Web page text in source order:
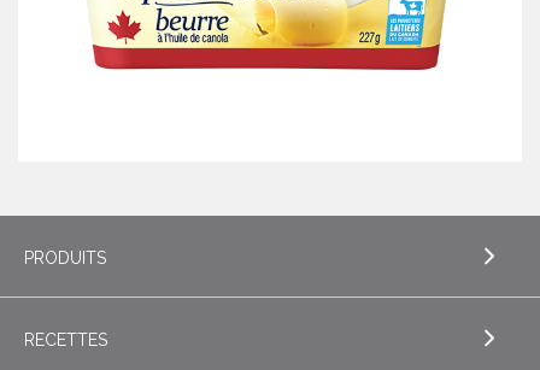
PRODUITS
EXPLORE PRODUITS
RECETTES